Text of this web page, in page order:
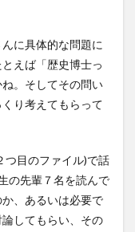
に具体的な問題に
えば「歴史博士っ
。そしてその問い
り考えてもらって
つ目のファイル)で話
の先輩７名を読んで
か、あるいは必要で
してもらい、その